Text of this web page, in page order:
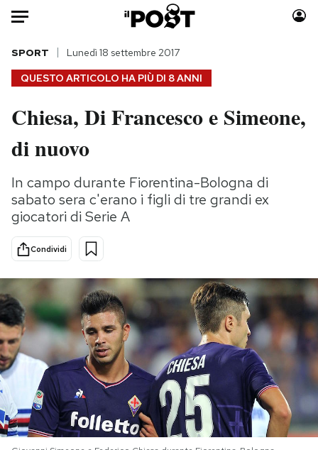
Auto
HOME
Italia
Politica
Tecnologia
Internet
Scienza
Cultura
Economia
Moda
Storie/Idee
Ok Boomer!
Mondiali calcio 2026
PODCAST
NEWSLETTER
I MIEI PREFERITI
QUESTO ARTICOLO HA PIÙ DI 8 ANNI
SPORT Lunedì 18 settembre 2017
Chiesa, Di Francesco e Simeone,
di nuovo
In campo durante Fiorentina-Bologna di
sabato sera c'erano i figli di tre grandi ex
giocatori di Serie A
Condividi